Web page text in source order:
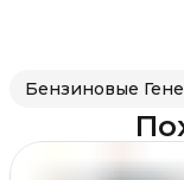
Бензиновые